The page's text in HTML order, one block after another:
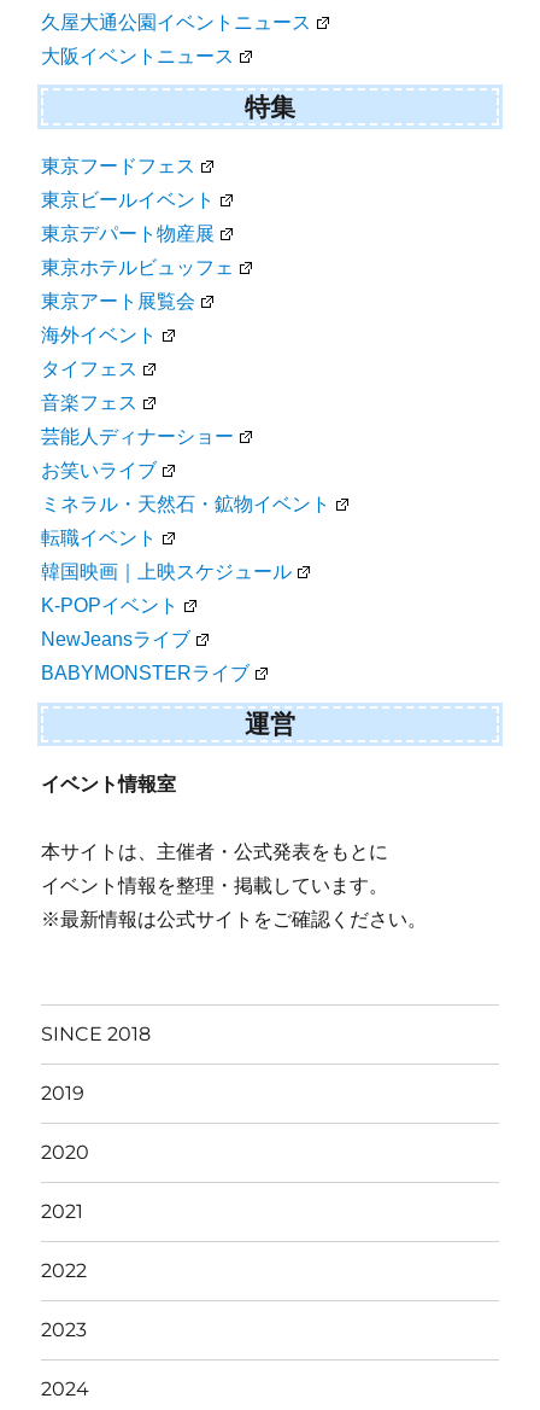
久屋大通公園イベントニュース
大阪イベントニュース
特集
東京フードフェス
東京ビールイベント
東京デパート物産展
東京ホテルビュッフェ
東京アート展覧会
海外イベント
タイフェス
音楽フェス
芸能人ディナーショー
お笑いライブ
ミネラル・天然石・鉱物イベント
転職イベント
韓国映画｜上映スケジュール
K-POPイベント
NewJeansライブ
BABYMONSTERライブ
運営
イベント情報室
本サイトは、主催者・公式発表をもとに
イベント情報を整理・掲載しています。
※最新情報は公式サイトをご確認ください。
SINCE 2018
2019
2020
2021
2022
2023
2024